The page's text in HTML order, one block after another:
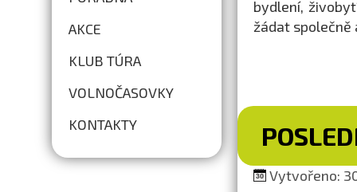
AKCE
KLUB TÚRA
VOLNOČASOVKY
KONTAKTY
bydlení,
žádat společně
Vytvořeno: